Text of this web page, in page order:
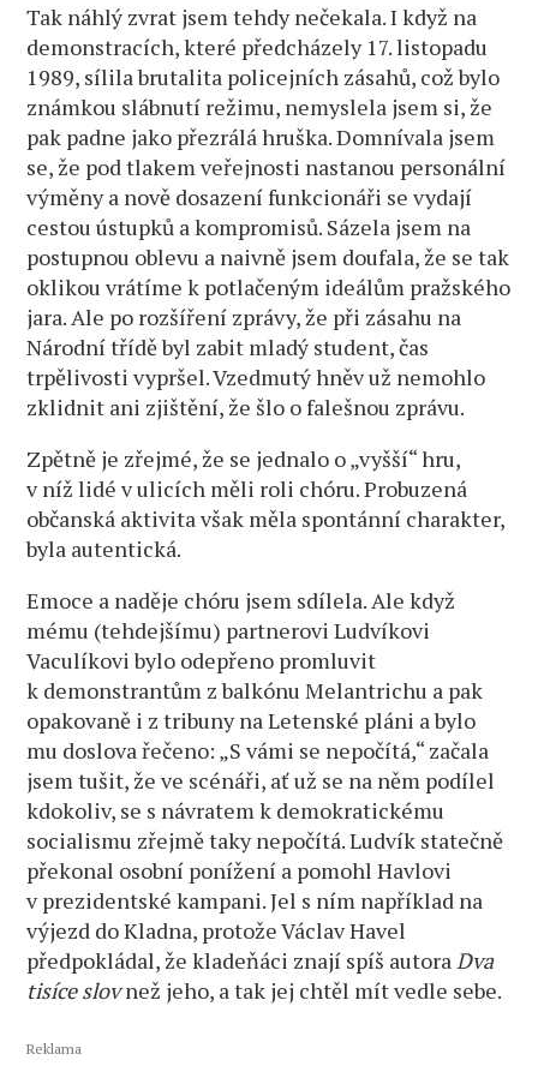
Tak náhlý zvrat jsem tehdy nečekala. I když na
demonstracích, které předcházely 17. listopadu
1989, sílila brutalita policejních zásahů, což bylo
známkou slábnutí režimu, nemyslela jsem si, že
pak padne jako přezrálá hruška. Domnívala jsem
se, že pod tlakem veřejnosti nastanou personální
výměny a nově dosazení funkcionáři se vydají
cestou ústupků a kompromisů. Sázela jsem na
postupnou oblevu a naivně jsem doufala, že se tak
oklikou vrátíme k potlačeným ideálům pražského
jara. Ale po rozšíření zprávy, že při zásahu na
Národní třídě byl zabit mladý student, čas
trpělivosti vypršel. Vzedmutý hněv už nemohlo
zklidnit ani zjištění, že šlo o falešnou zprávu.
Zpětně je zřejmé, že se jednalo o „vyšší“ hru,
v níž lidé v ulicích měli roli chóru. Probuzená
občanská aktivita však měla spontánní charakter,
byla autentická.
Emoce a naděje chóru jsem sdílela. Ale když
mému (tehdejšímu) partnerovi Ludvíkovi
Vaculíkovi bylo odepřeno promluvit
k demonstrantům z balkónu Melantrichu a pak
opakovaně i z tribuny na Letenské pláni a bylo
mu doslova řečeno: „S vámi se nepočítá,“ začala
jsem tušit, že ve scénáři, ať už se na něm podílel
kdokoliv, se s návratem k demokratickému
socialismu zřejmě taky nepočítá. Ludvík statečně
překonal osobní ponížení a pomohl Havlovi
v prezidentské kampani. Jel s ním například na
výjezd do Kladna, protože Václav Havel
předpokládal, že kladeňáci znají spíš autora Dva
tisíce slovnež jeho, a tak jej chtěl mít vedle sebe.
Reklama